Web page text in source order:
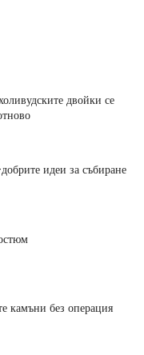
двойки се
идеи за събиране
камъни без операция